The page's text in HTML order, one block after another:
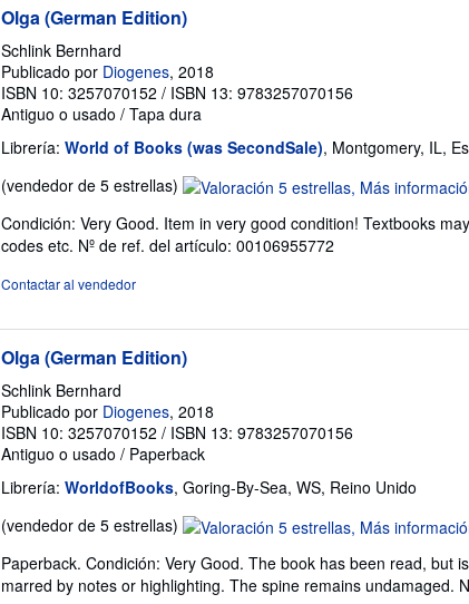
Olga (German Edition)
Schlink Bernhard
Publicado por Diogenes, 2018
ISBN 10: 3257070152 / ISBN 13: 9783257070156
Antiguo o usado / Tapa dura
Librería: World of Books (was SecondSale), Montgomery, IL,
(vendedor de 5 estrellas) Calificación
vendedor:
5
Condición: Very Good. Item in very good condition! Textbooks
codes etc. Nº de ref. del artículo: 00106955772
Contactar al vendedor
Olga (German Edition)
Schlink Bernhard
Publicado por Diogenes, 2018
ISBN 10: 3257070152 / ISBN 13: 9783257070156
Antiguo o usado / Paperback
Librería: WorldofBooks, Goring-By-Sea, WS, Reino Unido
(vendedor de 5 estrellas) Calificación
vendedor:
5
Paperback. Condición: Very Good. The book has been read, but
marred by notes or highlighting. The spine remains undamaged.